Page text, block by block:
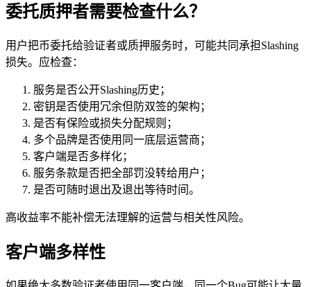
委托质押者需要检查什么？
用户把币委托给验证者或质押服务时，可能共同承担Slashing
损失。应检查：
服务是否公开Slashing历史；
密钥是否使用冗余但防双签的架构；
是否有保险或损失分配规则；
多个品牌是否使用同一底层运营商；
客户端是否多样化；
服务条款是否把全部罚没转给用户；
是否可随时退出及退出等待时间。
高收益率不能补偿无法理解的运营与相关性风险。
客户端多样性